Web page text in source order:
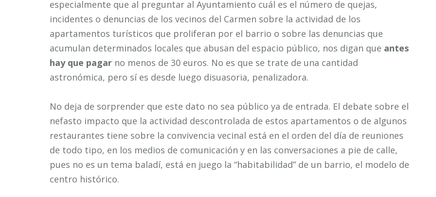
especialmente que al preguntar al Ayuntamiento cuál es el número de quejas,
incidentes o denuncias de los vecinos del Carmen sobre la actividad de los
apartamentos turísticos que proliferan por el barrio o sobre las denuncias que
acumulan determinados locales que abusan del espacio público, nos digan que antes
hay que pagar no menos de 30 euros. No es que se trate de una cantidad
astronómica, pero sí es desde luego disuasoria, penalizadora.
No deja de sorprender que este dato no sea público ya de entrada. El debate sobre el
nefasto impacto que la actividad descontrolada de estos apartamentos o de algunos
restaurantes tiene sobre la convivencia vecinal está en el orden del día de reuniones
de todo tipo, en los medios de comunicación y en las conversaciones a pie de calle,
pues no es un tema baladí, está en juego la “habitabilidad” de un barrio, el modelo de
centro histórico.